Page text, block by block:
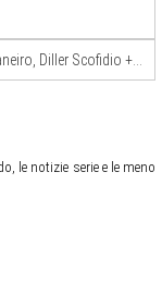
le notizie serie e le meno